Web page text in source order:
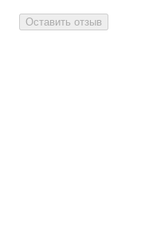
Оставить отзыв